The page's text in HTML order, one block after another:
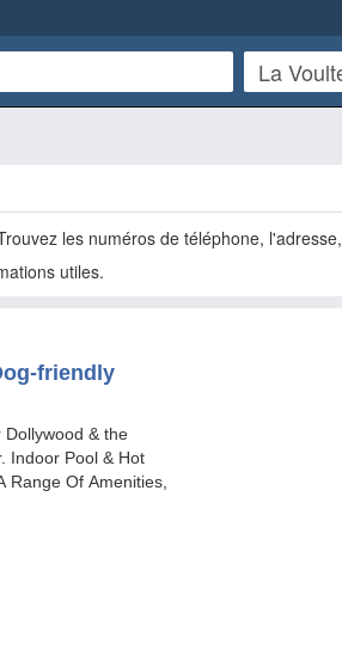
les numéros de téléphone, l'adresse,
utiles.